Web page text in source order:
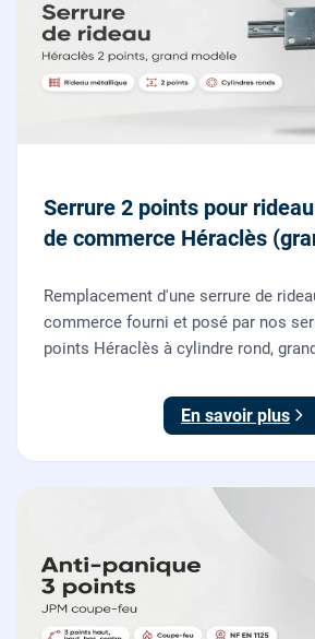
Serrure 2 points pour
de commerce Héraclès
Remplacement d'une serrure de
commerce fourni et posé par nos
points Héraclès à cylindre rond,
des deux points de verrouillage.
En savoir plus